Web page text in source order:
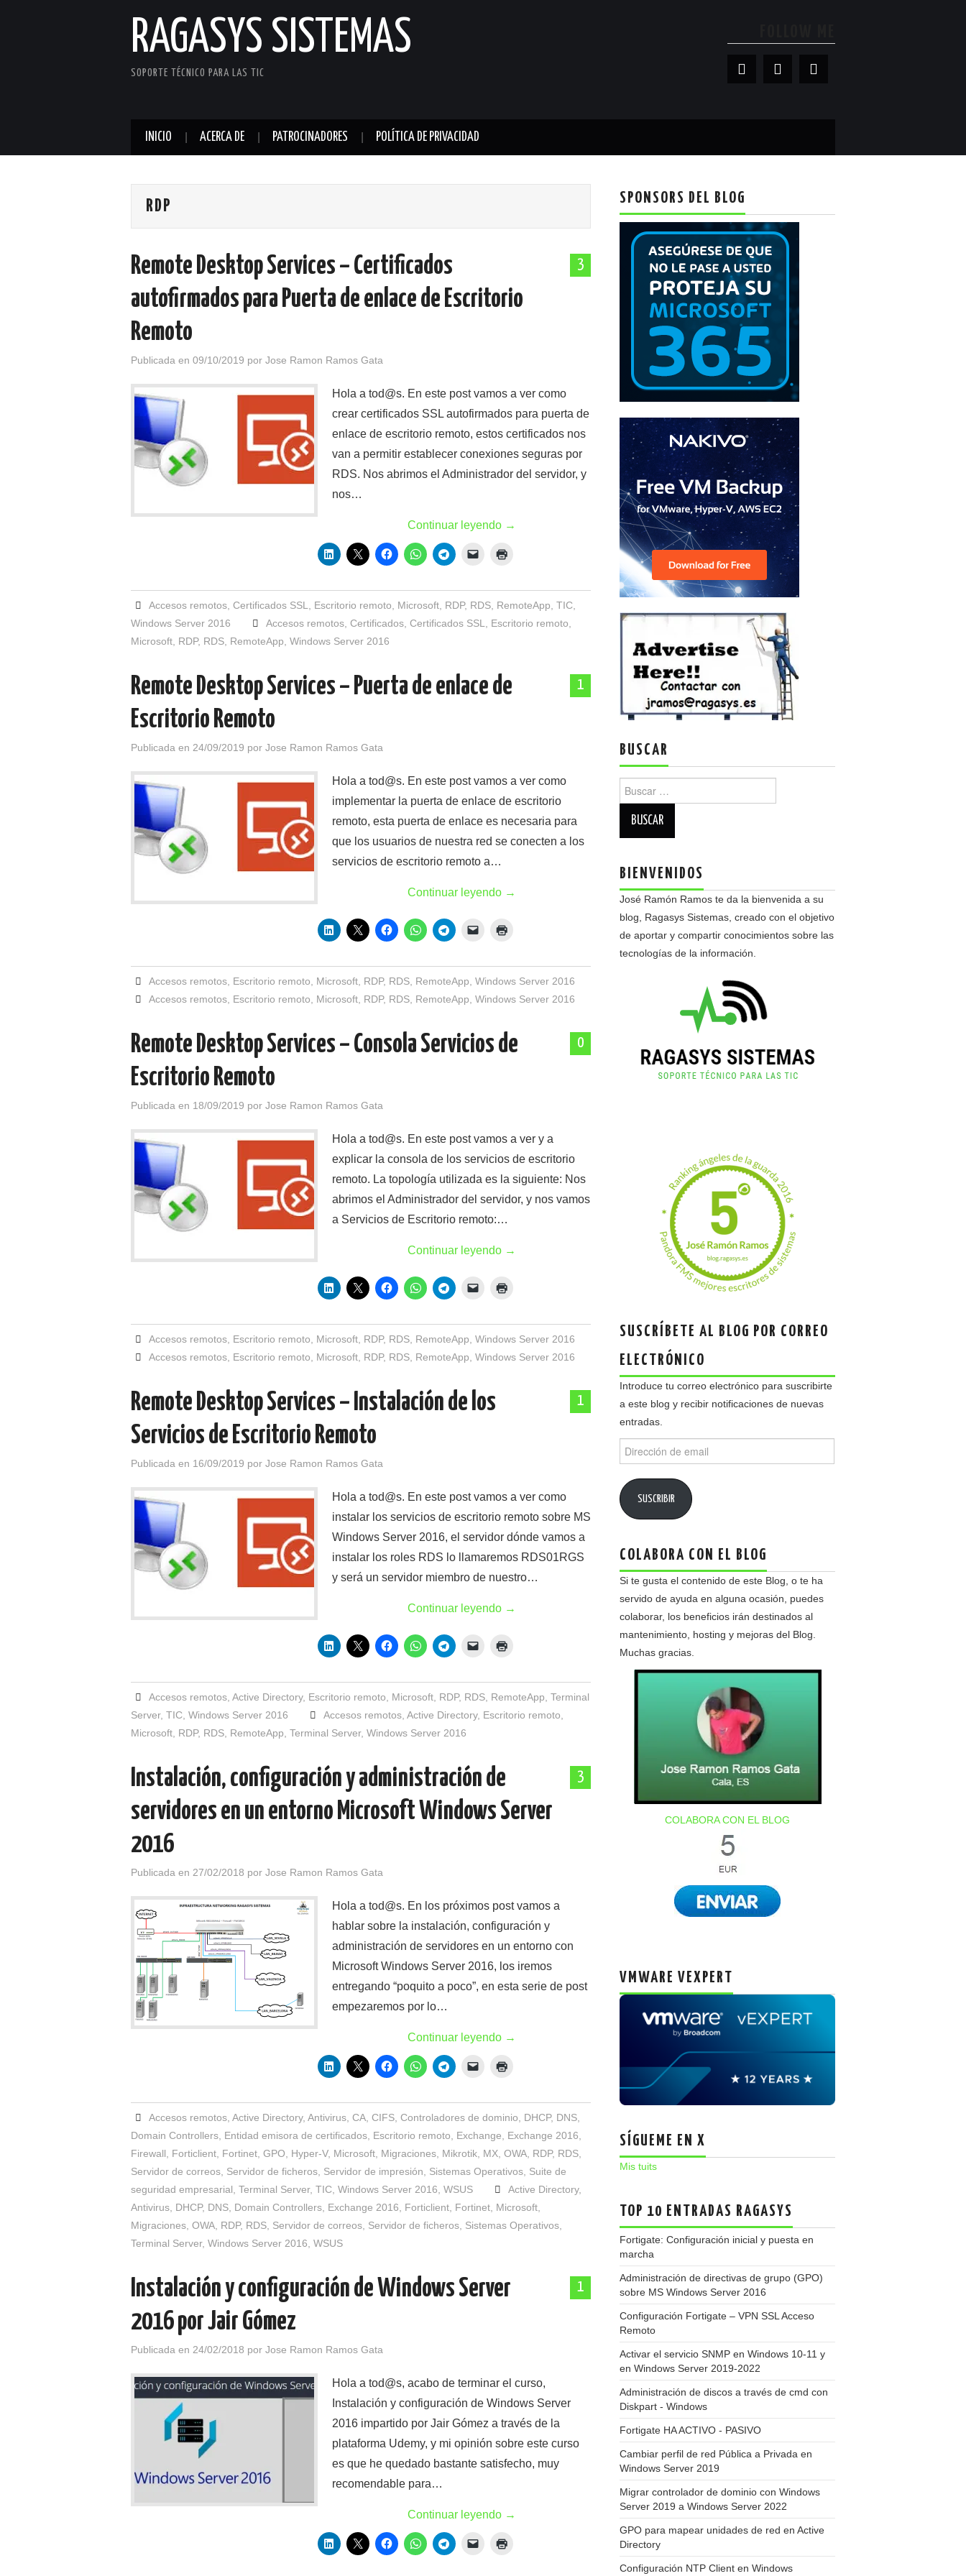
RAGASYS SISTEMAS
SOPORTE TÉCNICO PARA LAS TIC
INICIO ACERCA DE PATROCINADORES POLÍTICA DE PRIVACIDAD
RDP
3
Remote Desktop Services – Certificados
autofirmados para Puerta de enlace de Escritorio
Remoto
Publicada en 09/10/2019 por Jose Ramon Ramos Gata
Hola a tod@s. En este post vamos a ver como
crear certificados SSL autofirmados para puerta de
enlace de escritorio remoto, estos certificados nos
van a permitir establecer conexiones seguras por
RDS. Nos abrimos el Administrador del servidor, y
nos…
Continuar leyendo →
Accesos remotos ,Certificados SSL Escritorio remoto Microsoft RDP, RDS RemoteApp ,TIC
Windows Server 2016
Accesos remotos ,Certificados ,Certificados SSL Escritorio remoto
Microsoft RDP, RDS RemoteApp Windows Server 2016
1
Remote Desktop Services – Puerta de enlace de
Escritorio Remoto
Publicada en 24/09/2019 por Jose Ramon Ramos Gata
Hola a tod@s. En este post vamos a ver como
implementar la puerta de enlace de escritorio
remoto, esta puerta de enlace es necesaria para
que los usuarios de nuestra red se conecten a los
servicios de escritorio remoto a…
Continuar leyendo →
Accesos remotos Escritorio remoto Microsoft RDP, RDS RemoteApp ,Windows Server 2016
Accesos remotos Escritorio remoto Microsoft RDP, RDS RemoteApp ,Windows Server 2016
0
Remote Desktop Services – Consola Servicios de
Escritorio Remoto
Publicada en 18/09/2019 por Jose Ramon Ramos Gata
Hola a tod@s. En este post vamos a ver y a
explicar la consola de los servicios de escritorio
remoto. La topología utilizada es la siguiente: Nos
abrimos el Administrador del servidor, y nos vamos
a Servicios de Escritorio remoto:…
Continuar leyendo →
Accesos remotos Escritorio remoto Microsoft RDP, RDS RemoteApp ,Windows Server 2016
Accesos remotos Escritorio remoto Microsoft RDP, RDS RemoteApp ,Windows Server 2016
1
Remote Desktop Services – Instalación de los
Servicios de Escritorio Remoto
Publicada en 16/09/2019 por Jose Ramon Ramos Gata
Hola a tod@s. En este post vamos a ver como
instalar los servicios de escritorio remoto sobre MS
Windows Server 2016, el servidor dónde vamos a
instalar los roles RDS lo llamaremos RDS01RGS
y será un servidor miembro de nuestro…
Continuar leyendo →
Accesos remotos ,Active Directory, Escritorio remoto Microsoft RDP, RDS RemoteApp ,Terminal
Server, TIC Windows Server 2016 Accesos remotos ,Active Directory, Escritorio remoto
Microsoft RDP, RDS RemoteApp Terminal Server, Windows Server 2016
3
Instalación, configuración y administración de
servidores en un entorno Microsoft Windows Server
2016
Publicada en 27/02/2018 por Jose Ramon Ramos Gata
Hola a tod@s. En los próximos post vamos a
hablar sobre la instalación, configuración y
administración de servidores en un entorno con
Microsoft Windows Server 2016, los iremos
entregando “poquito a poco”, en esta serie de post
empezaremos por lo…
Continuar leyendo →
Accesos remotos ,Active Directory,Antivirus ,CA ,CIFS ,Controladores de dominio DHCP, DNS
Domain Controllers Entidad emisora de certificados Escritorio remoto Exchange Exchange 2016
Firewall
Forticlient Fortinet GPO Hyper-V, Microsoft Migraciones Mikrotik MX OWA RDP, RDS
Servidor de correos Servidor de ficheros Servidor de impresión Sistemas Operativos Suite de
seguridad empresarial Terminal Server, TIC Windows Server 2016 WSUS Active Directory,
Antivirus DHCP, DNS Domain Controllers Exchange 2016 Forticlient Fortinet Microsoft
Migraciones OWA RDP, RDS Servidor de correos Servidor de ficheros Sistemas Operativos
Terminal Server, Windows Server 2016 WSUS
1
Instalación y configuración de Windows Server
2016 por Jair Gómez
Publicada en 24/02/2018 por Jose Ramon Ramos Gata
Hola a tod@s, acabo de terminar el curso,
Instalación y configuración de Windows Server
2016 impartido por Jair Gómez a través de la
plataforma Udemy, y mi opinión sobre este curso
es que he quedado bastante satisfecho, muy
recomendable para…
Continuar leyendo →
SPONSORS DEL BLOG
BUSCAR
BIENVENIDOS
José Ramón Ramos te da la bienvenida a su
blog, Ragasys Sistemas, creado con el objetivo
de aportar y compartir conocimientos sobre las
tecnologías de la información.
SUSCRÍBETE AL BLOG POR CORREO
ELECTRÓNICO
Introduce tu correo electrónico para suscribirte
a este blog y recibir notificaciones de nuevas
entradas.
de
SUSCRIBIR
COLABORA CON EL BLOG
Si te gusta el contenido de este Blog, o te ha
servido de ayuda en alguna ocasión, puedes
colaborar, los beneficios irán destinados al
mantenimiento, hosting y mejoras del Blog.
Muchas gracias.
COLABORA CON EL BLOG
VMWARE VEXPERT
SÍGUEME EN X
Mis tuits
TOP 10 ENTRADAS RAGASYS
Fortigate: Configuración inicial y puesta en
marcha
Administración de directivas de grupo (GPO)
sobre MS Windows Server 2016
Configuración Fortigate – VPN SSL Acceso
Remoto
Activar el servicio SNMP en Windows 10-11 y
en Windows Server 2019-2022
Administración de discos a través de cmd con
Diskpart - Windows
Fortigate HA ACTIVO - PASIVO
Cambiar perfil de red Pública a Privada en
Windows Server 2019
Migrar controlador de dominio con Windows
Server 2019 a Windows Server 2022
GPO para mapear unidades de red en Active
Directory
Configuración NTP Client en Windows